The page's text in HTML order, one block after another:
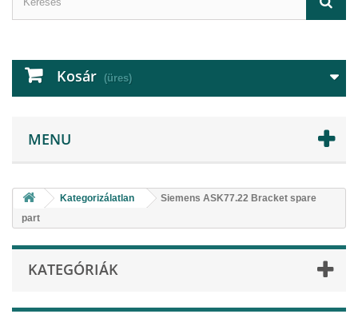
Kosár (üres)
MENU
Kategorizálatlan
Siemens ASK77.22 Bracket spare
part
KATEGÓRIÁK